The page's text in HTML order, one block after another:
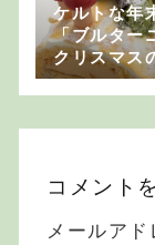
ケルトな年
「ブルター
クリスマス
習」
コメント
メールア